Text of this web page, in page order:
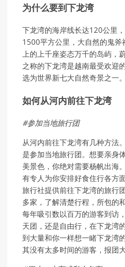
为什么要到下龙湾
下龙湾的海岸线长达120公里
1500平方公里，大自然的鬼
上的上千座姿态万千的岛屿，
之称的下龙湾是越南最受欢迎
选为世界新七大自然奇景之一。
如何从河内前往下龙湾
#参加当地旅行团
从河内前往下龙湾有几种方法
是参加当地旅行团。想要亲身
美景色，你绝对需要杨帆出海
有专人为你安排好食住行各方
旅行社提供前往下龙湾的旅行
多家，了解清楚行程，所包的
每年吸引数以百万的游客到访
天团，还是自由行，在下龙湾
到大量和你一样想一睹下龙湾
其没有太多时间的游客，报团